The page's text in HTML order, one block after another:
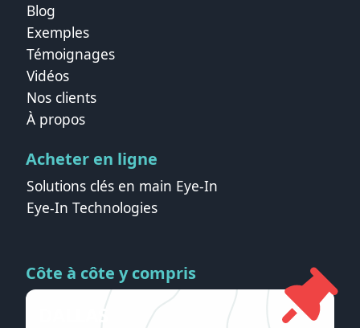
Blog
Exemples
Témoignages
Vidéos
Nos clients
À propos
Acheter en ligne
Solutions clés en main Eye-In
Eye-In Technologies
Côte à côte y compris